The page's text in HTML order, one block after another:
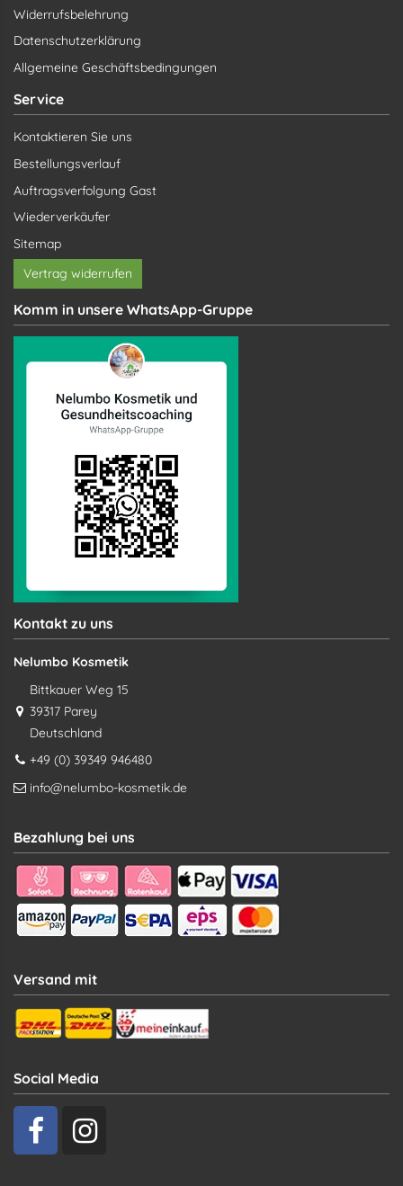
Widerrufsbelehrung
Datenschutzerklärung
Allgemeine Geschäftsbedingungen
Service
Kontaktieren Sie uns
Bestellungsverlauf
Auftragsverfolgung Gast
Wiederverkäufer
Sitemap
Vertrag widerrufen
Komm in unsere WhatsApp-Gruppe
Kontakt zu uns
Nelumbo Kosmetik
Bittkauer Weg 15
39317 Parey
Deutschland
+49 (0) 39349 946480
info@nelumbo-kosmetik.de
Bezahlung bei uns
Versand mit
Social Media